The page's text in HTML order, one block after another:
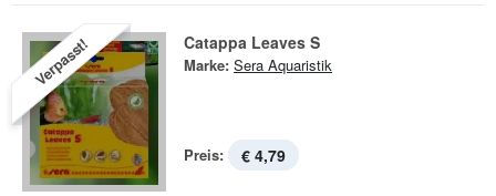
Verpasst! Catappa Leaves S
Marke: Sera Aquaristik
Preis: € 4,79